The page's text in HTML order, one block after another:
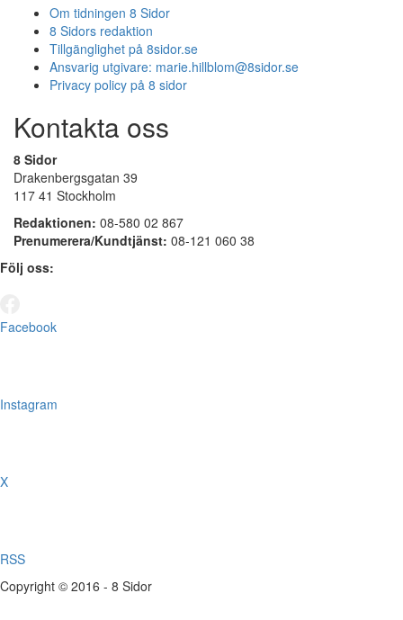
Om tidningen 8 Sidor
8 Sidors redaktion
Tillgänglighet på 8sidor.se
Ansvarig utgivare: marie.hillblom@8sidor.se
Privacy policy på 8 sidor
Kontakta oss
8 Sidor
Drakenbergsgatan 39
117 41 Stockholm
Redaktionen: 08-580 02 867
Prenumerera/Kundtjänst: 08-121 060 38
Följ oss:
Facebook
Instagram
X
RSS
Copyright © 2016 - 8 Sidor